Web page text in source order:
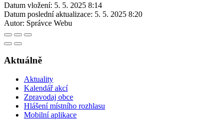
Datum vložení: 5. 5. 2025 8:14
Datum poslední aktualizace: 5. 5. 2025 8:20
Autor: Správce Webu
Aktuálně
Aktuality
Kalendář akcí
Zpravodaj obce
Hlášení místního rozhlasu
Mobilní aplikace